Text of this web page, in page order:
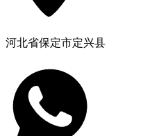
河北省保定市定兴县